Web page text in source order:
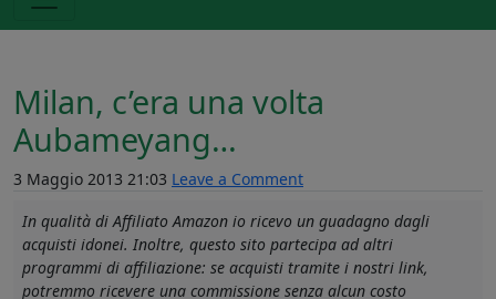
Milan, c’era una volta
Aubameyang…
3 Maggio 2013 21:03 Leave a Comment
In qualità di Affiliato Amazon io ricevo un guadagno dagli
acquisti idonei. Inoltre, questo sito partecipa ad altri
programmi di affiliazione: se acquisti tramite i nostri link,
potremmo ricevere una commissione senza alcun costo